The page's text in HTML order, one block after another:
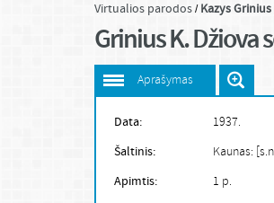
Virtualios parodos Kazys
Grinius K.
Aprašymas
Data: 1937.
Šaltinis: Kaunas:
Apimtis: 1 p.